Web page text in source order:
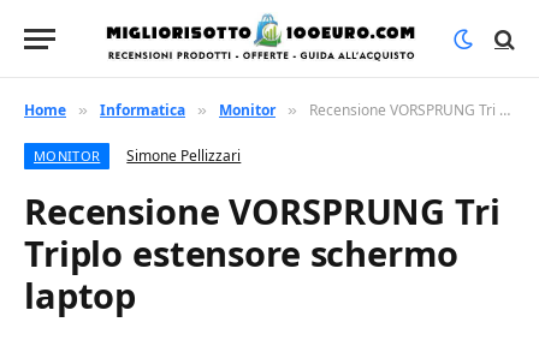
Home » Informatica » Monitor » Recensione VORSPRUNG Tri Triplo estensore schermo laptop
MONITOR Simone Pellizzari
Recensione VORSPRUNG Tri
Triplo estensore schermo
laptop